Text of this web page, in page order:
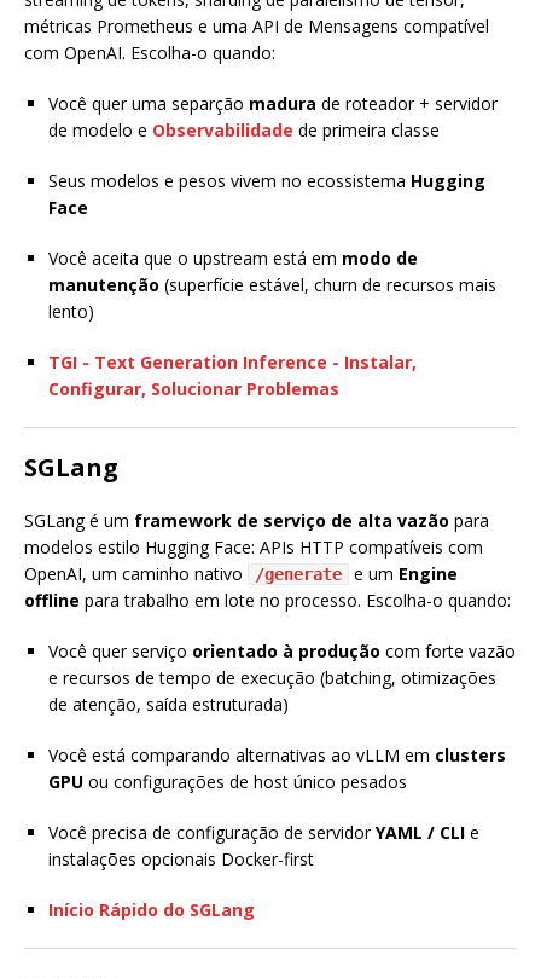
métricas Prometheus e uma API de Mensagens compatível
com OpenAI. Escolha-o quando:
Você quer uma separção madura de roteador + servidor
de modelo e Observabilidade de primeira classe
Seus modelos e pesos vivem no ecossistema Hugging
Face
Você aceita que o upstream está em modo de
manutenção (superfície estável, churn de recursos mais
lento)
TGI - Text Generation Inference - Instalar,
Configurar, Solucionar Problemas
SGLang
SGLang é um framework de serviço de alta vazão para
modelos estilo Hugging Face: APIs HTTP compatíveis com
OpenAI, um caminho nativo
/generate e um Engine
offline para trabalho em lote no processo. Escolha-o quando:
Você quer serviço orientado à produção com forte vazão
e recursos de tempo de execução (batching, otimizações
de atenção, saída estruturada)
Você está comparando alternativas ao vLLM em clusters
GPU ou configurações de host único pesados
Você precisa de configuração de servidorYAML / CLI e
instalações opcionais Docker-first
Início Rápido do SGLang